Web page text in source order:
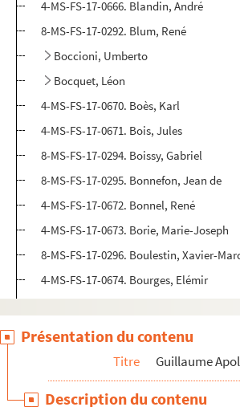
4-MS-FS-17-0666. Blandin, André
8-MS-FS-17-0292. Blum, René
Boccioni, Umberto
Bocquet, Léon
4-MS-FS-17-0670. Boès, Karl
4-MS-FS-17-0671. Bois, Jules
8-MS-FS-17-0294. Boissy, Gabriel
8-MS-FS-17-0295. Bonnefon, Jean de
4-MS-FS-17-0672. Bonnel, René
4-MS-FS-17-0673. Borie, Marie-Joseph
8-MS-FS-17-0296. Boulestin, Xavier-
4-MS-FS-17-0674. Bourges, Elémir
4-MS-FS-17-0675. Brancusi, Constantin
8-MS-FS-17-0298. Brandès, Georges
Braque, Georges
Présentation du contenu
Titre Guillaume
Description du contenu